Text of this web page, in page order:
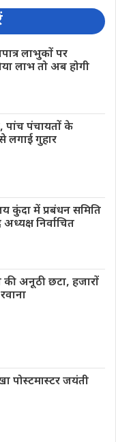
लाभुकों पर
लाभ तो अब होगी
पंचायतों के
लगाई गुहार
कुंदा में प्रबंधन समिति
निर्वाचित
अनूठी छटा, हजारों
पोस्टमास्टर जयंती